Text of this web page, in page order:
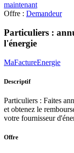
maintenant
Offre : Demandeur
Particuliers :
l'énergie
MaFactureEnergie
Descriptif
Particuliers : Faites
et obtenez le
votre fournisseur
Offre